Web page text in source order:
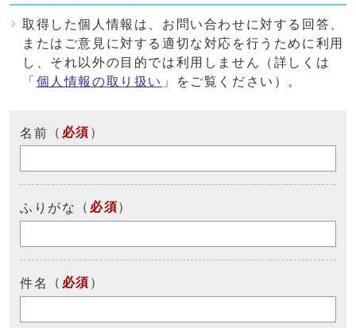
取得した個人情報は、お問い合わせに対する回答、
またはご意見に対する適切な対応を行うために利用
し、それ以外の目的では利用しません（詳しくは
「 個人情報の取り扱い 」をご覧ください）。
名前 （ 必須 ）
ふりがな （ 必須）
件名 （ 必須 ）